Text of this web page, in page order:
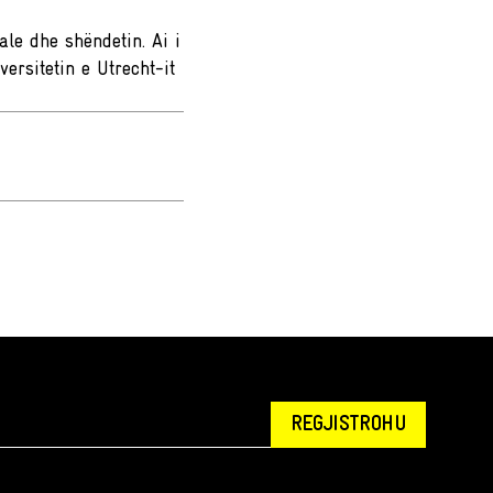
dhe shëndetin. Ai i
e Utrecht-it
REGJISTROHU